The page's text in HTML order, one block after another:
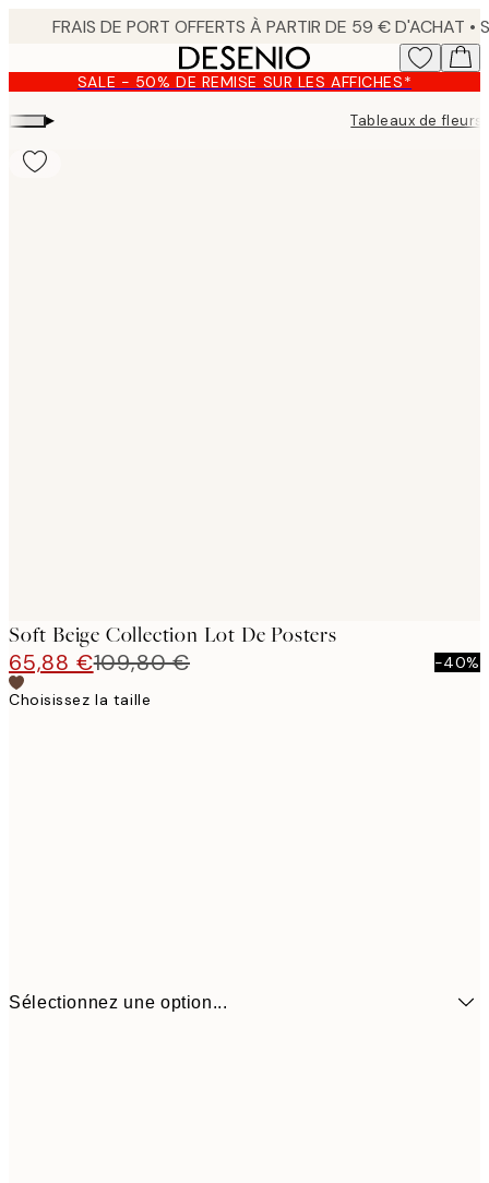
content.SALE - 50% DE REMISE SUR LES AFFICHES*
▸ Tableaux de fleurs
Soft Beige Collection Lot De Posters
65,88 €109,80 €
-40%
Choisissez la taille
Sélectionnez une option...